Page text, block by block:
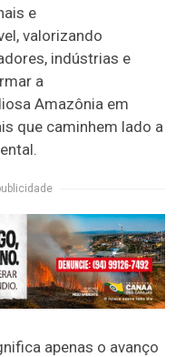
e
valorizando
indústrias e
a
Amazônia em
que caminhem lado a
apenas o avanço